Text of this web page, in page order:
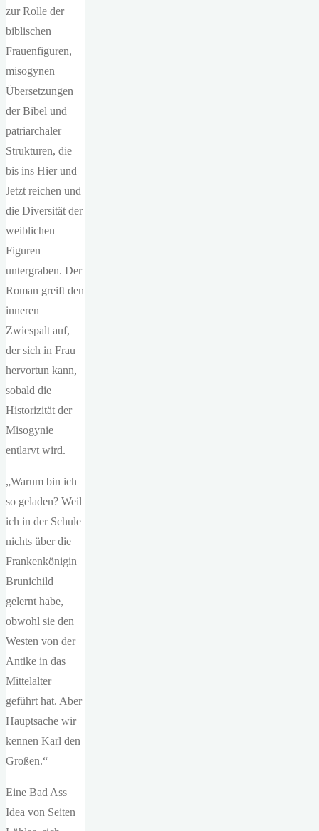
zur Rolle der
biblischen
Frauenfiguren,
misogynen
Übersetzungen
der Bibel und
patriarchaler
Strukturen, die
bis ins Hier und
Jetzt reichen und
die Diversität der
weiblichen
Figuren
untergraben. Der
Roman greift den
inneren
Zwiespalt auf,
der sich in Frau
hervortun kann,
sobald die
Historizität der
Misogynie
entlarvt wird.
„Warum bin ich
so geladen? Weil
ich in der Schule
nichts über die
Frankenkönigin
Brunichild
gelernt habe,
obwohl sie den
Westen von der
Antike in das
Mittelalter
geführt hat. Aber
Hauptsache wir
kennen Karl den
Großen.“
Eine Bad Ass
Idea von Seiten